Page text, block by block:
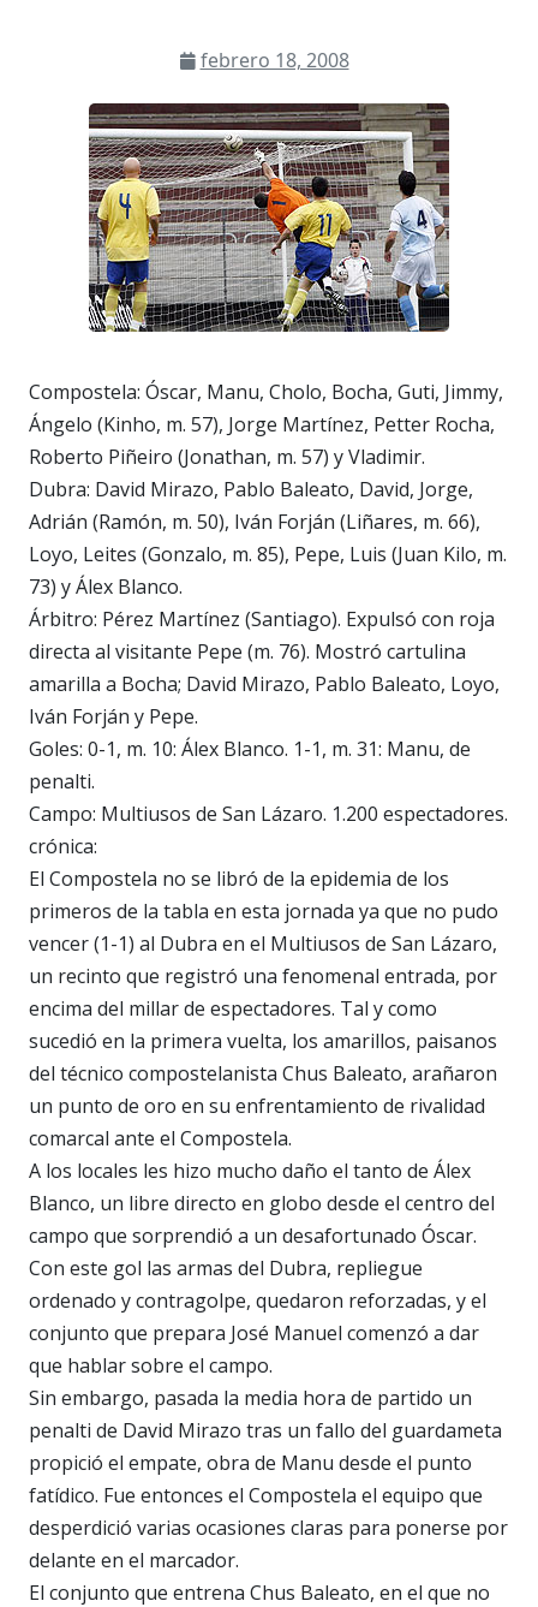
febrero 18, 2008
Compostela: Óscar, Manu, Cholo, Bocha, Guti, Jimmy,
Ángelo (Kinho, m. 57), Jorge Martínez, Petter Rocha,
Roberto Piñeiro (Jonathan, m. 57) y Vladimir.
Dubra: David Mirazo, Pablo Baleato, David, Jorge,
Adrián (Ramón, m. 50), Iván Forján (Liñares, m. 66),
Loyo, Leites (Gonzalo, m. 85), Pepe, Luis (Juan Kilo, m.
73) y Álex Blanco.
Árbitro: Pérez Martínez (Santiago). Expulsó con roja
directa al visitante Pepe (m. 76). Mostró cartulina
amarilla a Bocha; David Mirazo, Pablo Baleato, Loyo,
Iván Forján y Pepe.
Goles: 0-1, m. 10: Álex Blanco. 1-1, m. 31: Manu, de
penalti.
Campo: Multiusos de San Lázaro. 1.200 espectadores.
crónica:
El Compostela no se libró de la epidemia de los
primeros de la tabla en esta jornada ya que no pudo
vencer (1-1) al Dubra en el Multiusos de San Lázaro,
un recinto que registró una fenomenal entrada, por
encima del millar de espectadores. Tal y como
sucedió en la primera vuelta, los amarillos, paisanos
del técnico compostelanista Chus Baleato, arañaron
un punto de oro en su enfrentamiento de rivalidad
comarcal ante el Compostela.
A los locales les hizo mucho daño el tanto de Álex
Blanco, un libre directo en globo desde el centro del
campo que sorprendió a un desafortunado Óscar.
Con este gol las armas del Dubra, repliegue
ordenado y contragolpe, quedaron reforzadas, y el
conjunto que prepara José Manuel comenzó a dar
que hablar sobre el campo.
Sin embargo, pasada la media hora de partido un
penalti de David Mirazo tras un fallo del guardameta
propició el empate, obra de Manu desde el punto
fatídico. Fue entonces el Compostela el equipo que
desperdició varias ocasiones claras para ponerse por
delante en el marcador.
El conjunto que entrena Chus Baleato, en el que no